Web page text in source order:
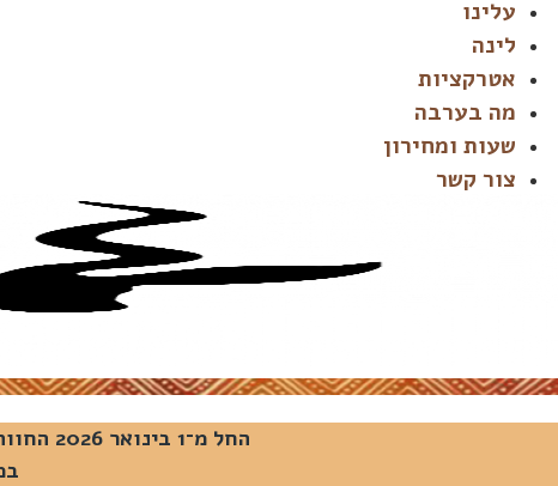
עלינו
לינה
אטרקציות
מה בערבה
שעות ומחירון
צור קשר
החל מ־1 בינואר 2026 החווה סגורה לפעילות תיירותית ואינה מקבלת מבקרים בספארי או אורחים במתחם הלינה.